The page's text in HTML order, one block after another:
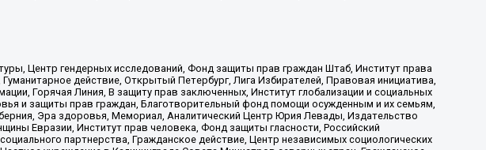
Центр гендерных исследований, Фонд защиты прав граждан Штаб, Институт права
действие, Открытый Петербург, Лига Избирателей, Правовая инициатива,
Горячая Линия, В защиту прав заключенных, Институт глобализации и социальных
и защиты прав граждан, Благотворительный фонд помощи осужденным и их семьям,
Эра здоровья, Мемориал, Аналитический Центр Юрия Левады, Издательство
Евразии, Институт прав человека, Фонд защиты гласности, Российский
партнерства, Гражданское действие, Центр независимых социологических